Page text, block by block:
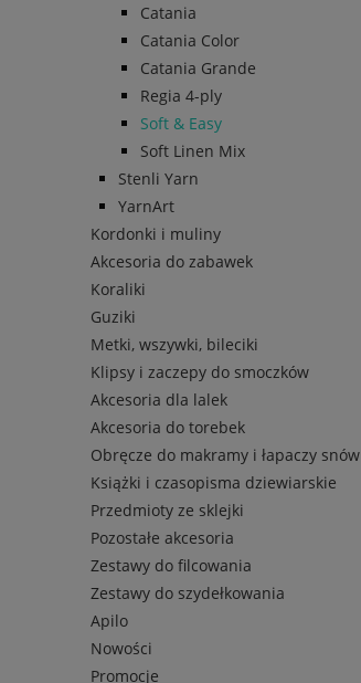
Catania
Catania Color
Catania Grande
Regia 4-ply
Soft & Easy
Soft Linen Mix
Stenli Yarn
YarnArt
Kordonki i muliny
Akcesoria do zabawek
Koraliki
Guziki
Metki, wszywki, bileciki
Klipsy i zaczepy do smoczków
Akcesoria dla lalek
Akcesoria do torebek
Obręcze do makramy i łapaczy snów
Książki i czasopisma dziewiarskie
Przedmioty ze sklejki
Pozostałe akcesoria
Zestawy do filcowania
Zestawy do szydełkowania
Apilo
Nowości
Promocje